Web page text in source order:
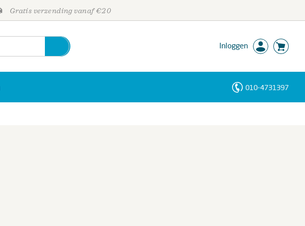
Gratis verzending vanaf €20
Inloggen
010-4731397
Personen